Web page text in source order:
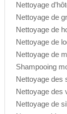
Nettoyage
Nettoyage de
Nettoyage de
Nettoyage de
Nettoyage de
Shampooing
Nettoyage des
Nettoyage des
Nettoyage de